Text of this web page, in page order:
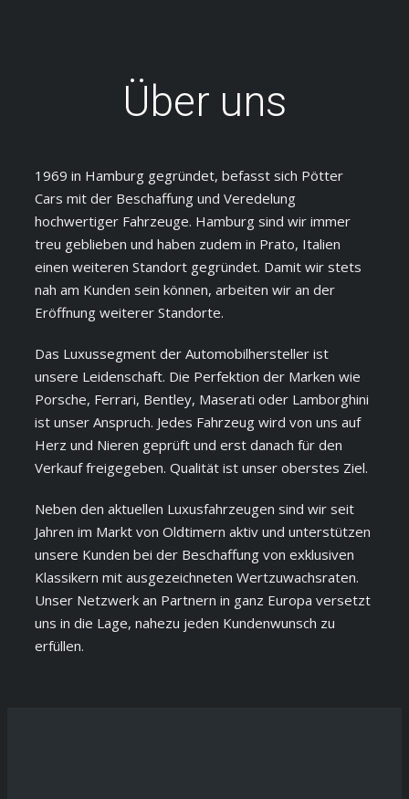
Über uns
1969 in Hamburg gegründet, befasst sich Pötter
Cars mit der Beschaffung und Veredelung
hochwertiger Fahrzeuge. Hamburg sind wir immer
treu geblieben und haben zudem in Prato, Italien
einen weiteren Standort gegründet. Damit wir stets
nah am Kunden sein können, arbeiten wir an der
Eröffnung weiterer Standorte.
Das Luxussegment der Automobilhersteller ist
unsere Leidenschaft. Die Perfektion der Marken wie
Porsche, Ferrari, Bentley, Maserati oder Lamborghini
ist unser Anspruch. Jedes Fahrzeug wird von uns auf
Herz und Nieren geprüft und erst danach für den
Verkauf freigegeben. Qualität ist unser oberstes Ziel.
Neben den aktuellen Luxusfahrzeugen sind wir seit
Jahren im Markt von Oldtimern aktiv und unterstützen
unsere Kunden bei der Beschaffung von exklusiven
Klassikern mit ausgezeichneten Wertzuwachsraten.
Unser Netzwerk an Partnern in ganz Europa versetzt
uns in die Lage, nahezu jeden Kundenwunsch zu
erfüllen.